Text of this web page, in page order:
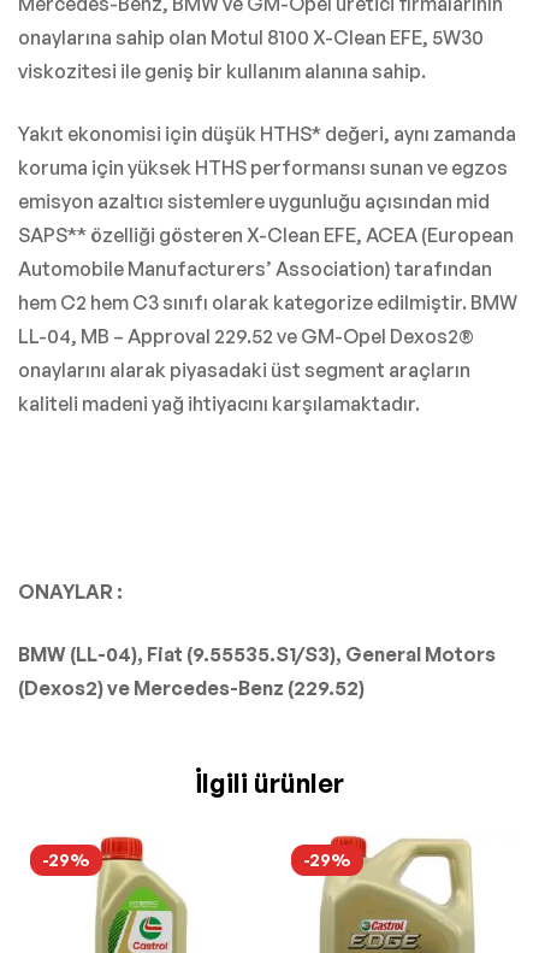
onaylarına sahip olan Motul 8100 X-Clean EFE, 5W30
viskozitesi ile geniş bir kullanım alanına sahip.
Yakıt ekonomisi için düşük HTHS* değeri, aynı zamanda
koruma için yüksek HTHS performansı sunan ve egzos
emisyon azaltıcı sistemlere uygunluğu açısından mid
SAPS** özelliği gösteren X-Clean EFE, ACEA (European
Automobile Manufacturers’ Association) tarafından
hem C2 hem C3 sınıfı olarak kategorize edilmiştir. BMW
LL-04, MB – Approval 229.52 ve GM-Opel Dexos2®
onaylarını alarak piyasadaki üst segment araçların
kaliteli madeni yağ ihtiyacını karşılamaktadır.
ONAYLAR :
BMW (LL-04), Fiat (9.55535.S1/S3), General Motors
(Dexos2) ve Mercedes-Benz (229.52)
İlgili ürünler
-29% -29%